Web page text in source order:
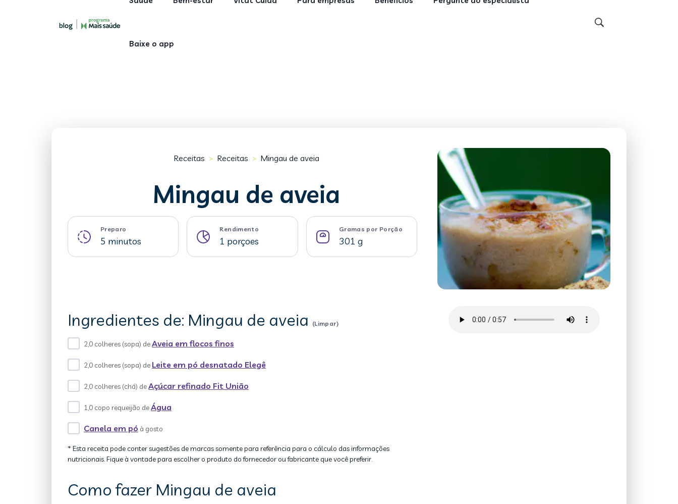
Baixe o app
Receitas > Receitas > Mingau de aveia
Mingau de aveia
Preparo
5 minutos
Rendimento
1 porçoes
Gramas por Porção
301 g
Ingredientes de: Mingau de aveia (Limpar)
2,0 colheres (sopa) deAveia em flocos finos
2,0 colheres (sopa) de Leite em pó desnatado Elegê
2,0 colheres (chá) deAçúcar refinado Fit União
1,0 copo requeijão deÁgua
Canela em pó à gosto
* Esta receita pode conter sugestões de marcas somente para referência para o cálculo das informações
nutricionais. Fique à vontade para escolher o produto do fornecedor ou fabricante que você preferir.
Como fazer Mingau de aveia